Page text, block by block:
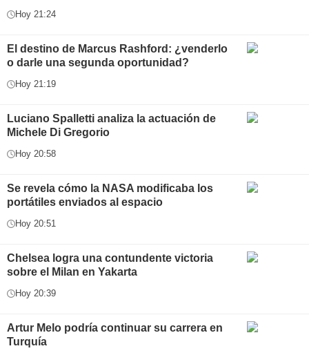
Hoy 21:24
El destino de Marcus Rashford: ¿venderlo
o darle una segunda oportunidad?
Hoy 21:19
Luciano Spalletti analiza la actuación de
Michele Di Gregorio
Hoy 20:58
Se revela cómo la NASA modificaba los
portátiles enviados al espacio
Hoy 20:51
Chelsea logra una contundente victoria
sobre el Milan en Yakarta
Hoy 20:39
Artur Melo podría continuar su carrera en
Turquía